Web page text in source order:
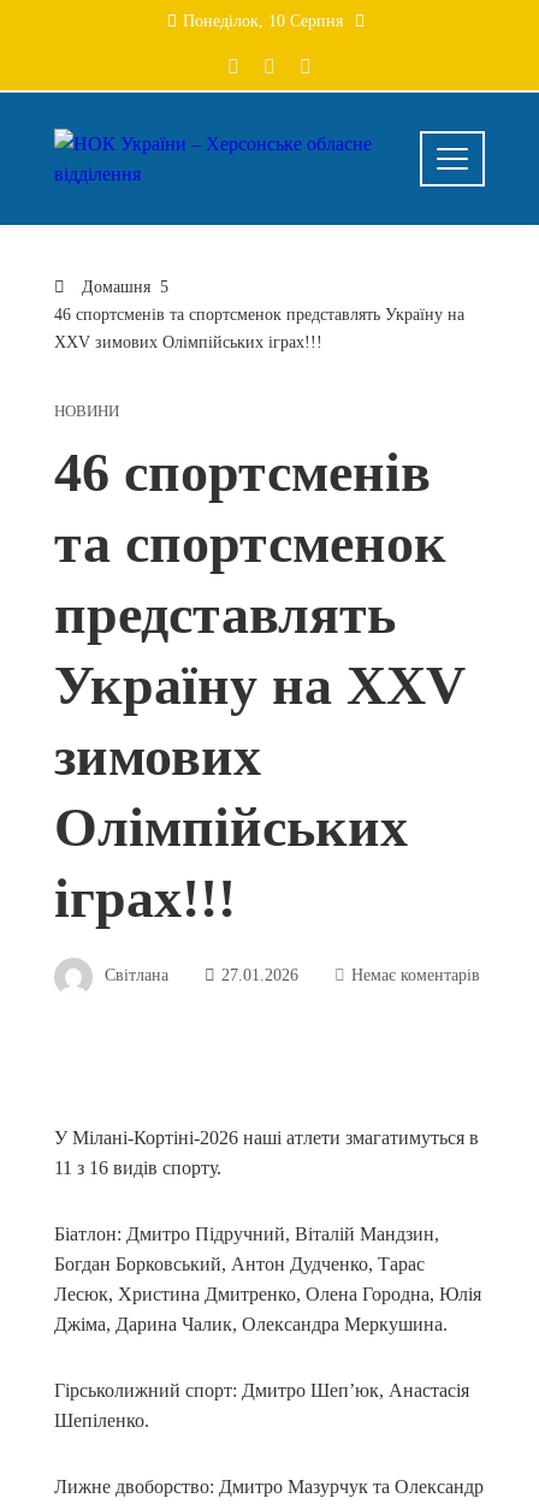
Понеділок, 10 Серпня
Домашня
46 спортсменів та спортсменок представлять Україну на
XXV зимових Олімпійських іграх!!!
НОВИНИ
46 спортсменів
та спортсменок
представлять
Україну на XXV
зимових
Олімпійських
іграх!!!
Світлана 27.01.2026 Немає коментарів
У Мілані-Кортіні-2026 наші атлети змагатимуться в
11 з 16 видів спорту.
Біатлон: Дмитро Підручний, Віталій Мандзин,
Богдан Борковський, Антон Дудченко, Тарас
Лесюк, Христина Дмитренко, Олена Городна, Юлія
Джіма, Дарина Чалик, Олександра Меркушина.
Гірськолижний спорт: Дмитро Шеп’юк, Анастасія
Шепіленко.
Лижне двоборство: Дмитро Мазурчук та Олександр